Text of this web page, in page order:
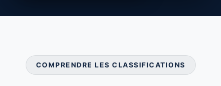
COMPRENDRE LES CLASSIFICATIONS